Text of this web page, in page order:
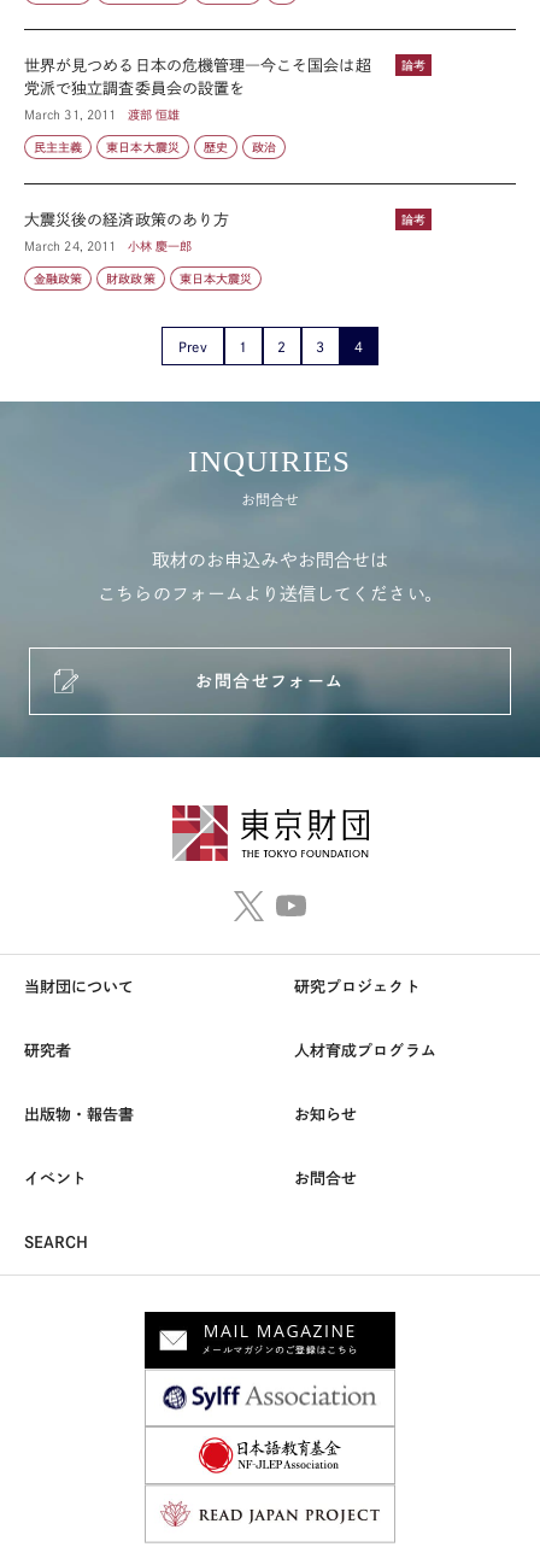
論考
世界が見つめる日本の危機管理―今こそ国会は超
党派で独立調査委員会の設置を
March 31, 2011 渡部 恒雄
民主主義 東日本大震災 歴史 政治
論考
大震災後の経済政策のあり方
March 24, 2011 小林 慶一郎
金融政策 財政政策 東日本大震災
Prev 1 2 3 4
INQUIRIES
お問合せ
取材のお申込みやお問合せは
こちらのフォームより送信してください。
お問合せフォーム
当財団について 研究プロジェクト
研究者 人材育成プログラム
出版物・報告書 お知らせ
イベント お問合せ
SEARCH